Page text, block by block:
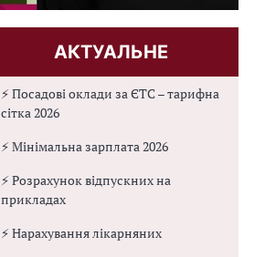
АКТУАЛЬНЕ
⚡ Посадові оклади за ЄТС – тарифна
сітка 2026
⚡ Мінімальна зарплата 2026
⚡ Розрахунок відпускних на
прикладах
⚡ Нарахування лікарняних